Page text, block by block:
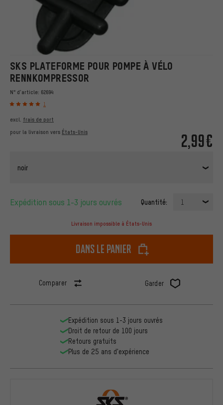
SKS PLATEFORME POUR POMPE À VÉLO
RENNKOMPRESSOR
N° d'article: 62694
1
2,99€
excl. frais de port
pour la livraison vers États-Unis
noir
Expédition sous 1-3 jours ouvrés Quantité: 1
Livraison impossible à États-Unis
dans le panier
Comparer Garder
Expédition sous 1-3 jours ouvrés
Droit de retour de 100 jours
Retours gratuits
Plus de 25 ans d'expérience